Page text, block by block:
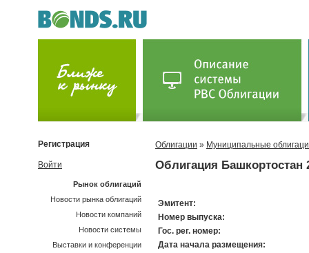
Облигации » Муниципальные
Облигация Башкортостан
Эмитент:
Номер выпуска:
Гос. рег. номер:
Дата начала размещения:
Регистрация
Войти
Рынок облигаций
Новости рынка облигаций
Новости компаний
Новости системы
Выставки и конференции